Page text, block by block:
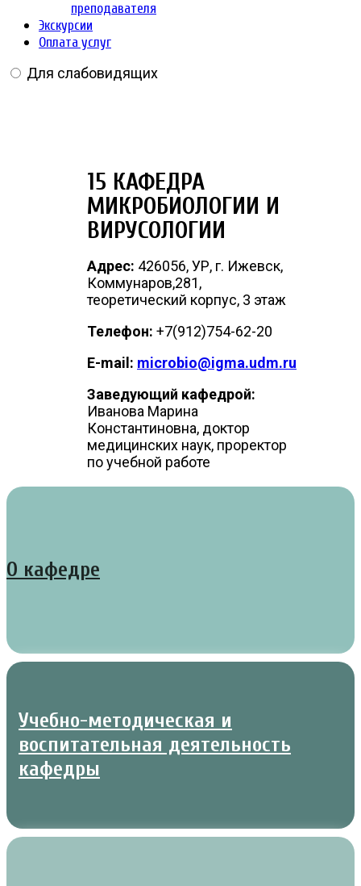
преподавателя
Экскурсии
Оплата услуг
Для слабовидящих
15 КАФЕДРА
МИКРОБИОЛОГИИ И
ВИРУСОЛОГИИ
Адрес: 426056, УР, г. Ижевск,
Коммунаров,281,
теоретический корпус, 3 этаж
Телефон: +7(912)754-62-20
E-mail: microbio@igma.udm.ru
Заведующий кафедрой:
Иванова Марина
Константиновна, доктор
медицинских наук, проректор
по учебной работе
О кафедре
Учебно-методическая и
воспитательная деятельность
кафедры